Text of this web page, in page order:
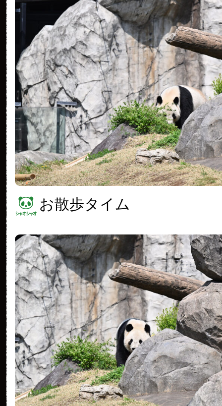
お散歩タイム